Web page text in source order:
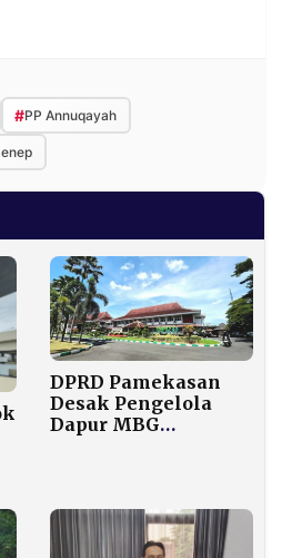
#PP Annuqayah
DPRD Pamekasan
Desak Pengelola
Dapur MBG